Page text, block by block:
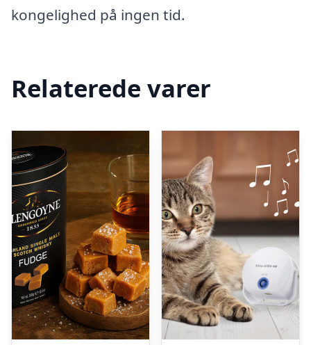
kongelighed på ingen tid.
Relaterede varer